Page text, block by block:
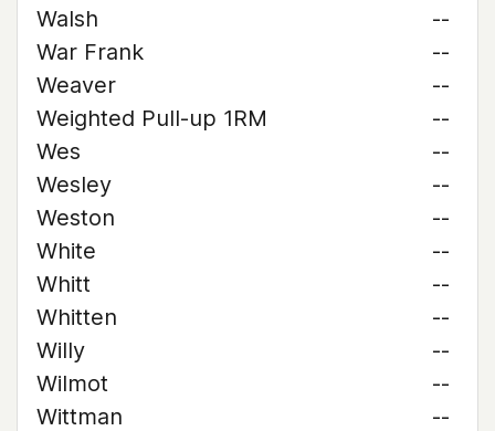
Walsh
--
War Frank
--
Weaver
--
Weighted Pull-up 1RM
--
Wes
--
Wesley
--
Weston
--
White
--
Whitt
--
Whitten
--
Willy
--
Wilmot
--
Wittman
--